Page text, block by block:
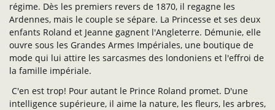
régime. Dès les premiers revers de 1870, il regagne les
Ardennes, mais le couple se sépare. La Princesse et ses deux
enfants Roland et Jeanne gagnent l'Angleterre. Démunie, elle
ouvre sous les Grandes Armes Impériales, une boutique de
mode qui lui attire les sarcasmes des londoniens et l'effroi de
la famille impériale.
C'en est trop! Pour autant le Prince Roland promet. D'une
intelligence supérieure, il aime la nature, les fleurs, les arbres,